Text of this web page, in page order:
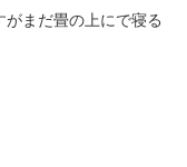
まだ畳の上にで寝る